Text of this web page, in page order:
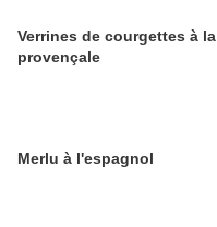
Verrines de courgettes à la
provençale
Merlu à l'espagnol